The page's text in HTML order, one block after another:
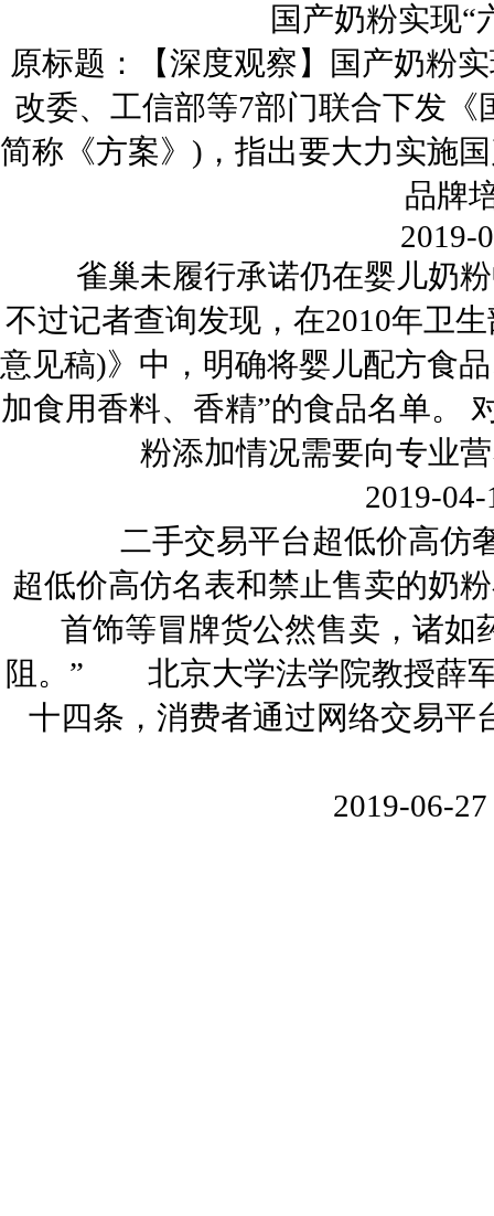
国产奶粉实现“
原标题：【深度观察】国产奶粉
改委、工信部等7部门联合下发
简称《方案》)，指出要大力实施
品牌
2019-
雀巢未履行承诺仍在婴儿奶
不过记者查询发现，在2010年卫
意见稿)》中，明确将婴儿配方食
加食用香料、香精”的食品名单。
粉添加情况需要向专业
2019-
二手交易平台超低价高仿
超低价高仿名表和禁止售卖的奶
首饰等冒牌货公然售卖，诸如
阻。” 北京大学法学院教授薛军
十四条，消费者通过网络交易平
2019-06-